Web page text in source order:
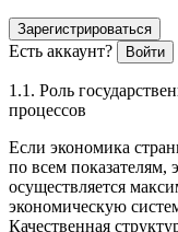
Зарегистрироваться
Есть аккаунт? Войти
1.1. Роль
процессов
Если экономика
по всем показателям,
осуществляется
экономическую
Качественная